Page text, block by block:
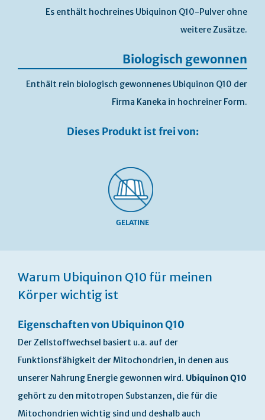
Es enthält hochreines Ubiquinon Q10-Pulver ohne
weitere Zusätze.
Biologisch gewonnen
Enthält rein biologisch gewonnenes Ubiquinon Q10 der
Firma Kaneka in hochreiner Form.
Dieses Produkt ist frei von:
GELATINE
beginning
images
gallery
Warum Ubiquinon Q10 für meinen
Körper wichtig ist
Eigenschaften von Ubiquinon Q10
Der Zellstoffwechsel basiert u.a. auf der
Funktionsfähigkeit der Mitochondrien, in denen aus
unserer Nahrung Energie gewonnen wird. Ubiquinon Q10
gehört zu den mitotropen Substanzen, die für die
Mitochondrien wichtig sind und deshalb auch